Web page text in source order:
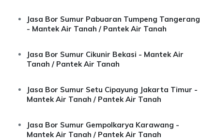
Jasa Bor Sumur Pabuaran Tumpeng Tangerang
- Mantek Air Tanah / Pantek Air Tanah
Jasa Bor Sumur Cikunir Bekasi - Mantek Air
Tanah / Pantek Air Tanah
Jasa Bor Sumur Setu Cipayung Jakarta Timur -
Mantek Air Tanah / Pantek Air Tanah
Jasa Bor Sumur Gempolkarya Karawang -
Mantek Air Tanah / Pantek Air Tanah